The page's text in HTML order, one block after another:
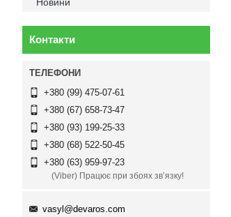
Контакти
+380 (99) 475-07-61
+380 (67) 658-73-47
+380 (93) 199-25-33
+380 (68) 522-50-45
+380 (63) 959-97-23
(Viber) Працює при збоях зв’язку!
vasyl@devaros.com